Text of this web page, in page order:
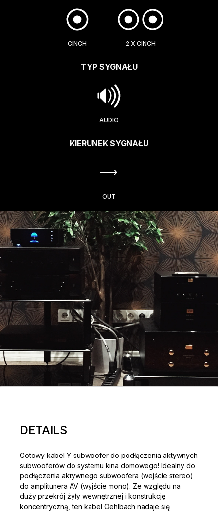
CINCH 2 X CINCH
TYP SYGNAŁU
AUDIO
KIERUNEK SYGNAŁU
OUT
DETAILS
Gotowy kabel Y-subwoofer do podłączenia aktywnych
subwooferów do systemu kina domowego! Idealny do
podłączenia aktywnego subwoofera (wejście stereo)
do amplitunera AV (wyjście mono). Ze względu na
duży przekrój żyły wewnętrznej i konstrukcję
koncentryczną, ten kabel Oehlbach nadaje się